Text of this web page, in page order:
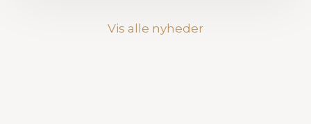
Vis alle nyheder